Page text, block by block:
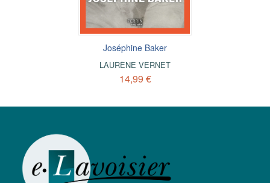
Joséphine Baker
LAURÈNE VERNET
14,99 €